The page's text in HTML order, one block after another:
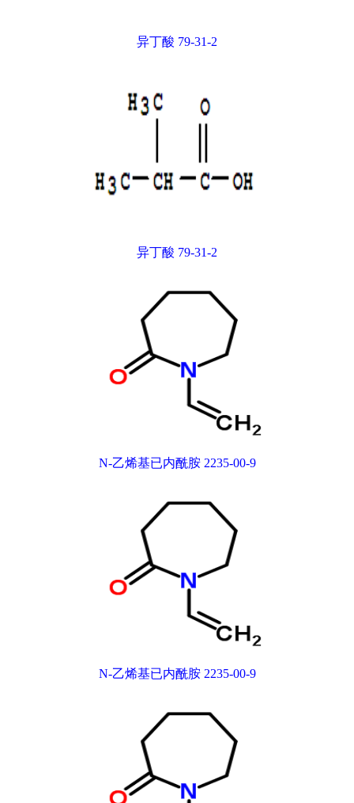
异丁酸 79-31-2
异丁酸 79-31-2
N-乙烯基已内酰胺 2235-00-9
N-乙烯基已内酰胺 2235-00-9